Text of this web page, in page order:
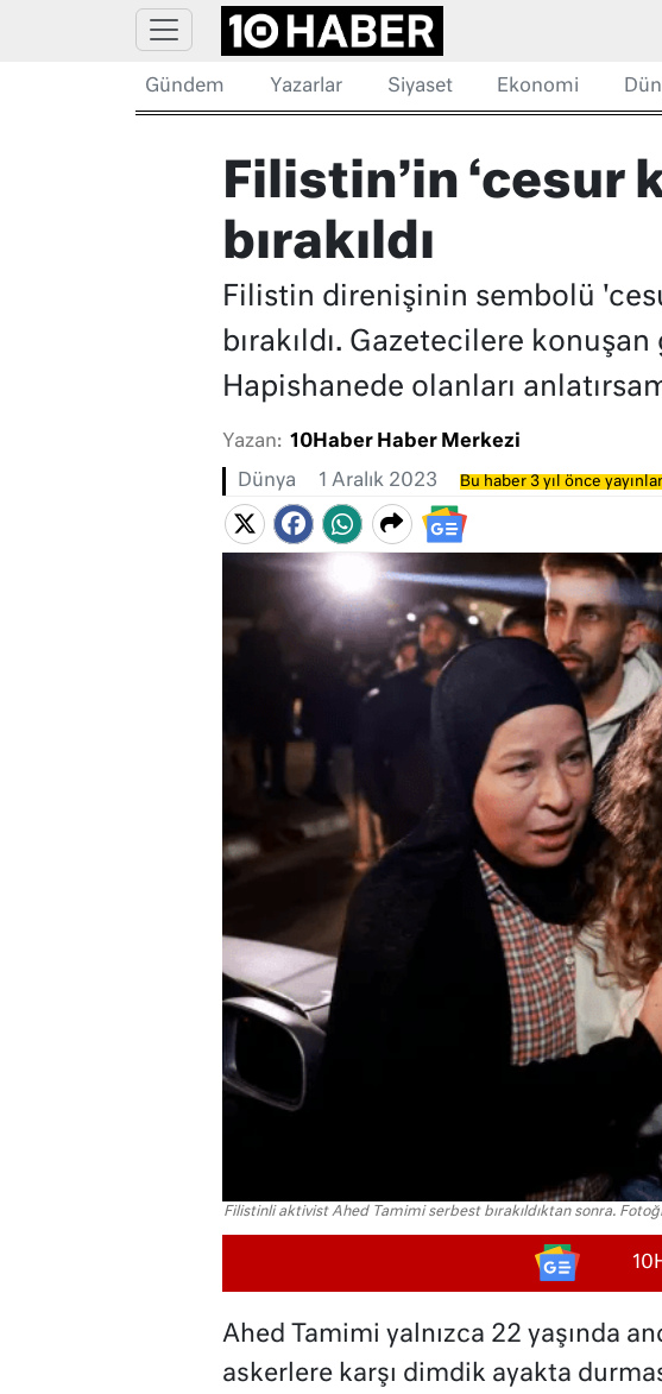
Gündem Yazarlar Siyaset Ekonomi
Filistin’in ‘cesur
bırakıldı
Filistin direnişinin sembolü
bırakıldı. Gazetecilere
Hapishanede olanları
Yazan: 10Haber Haber Merkezi
Dünya 1 Aralık 2023 Bu haber 3 yıl önce
Filistinli aktivist Ahed Tamimi serbest bırakıldıktan sonra.
Ahed Tamimi yalnızca 22 yaşında
askerlere karşı dimdik ayakta